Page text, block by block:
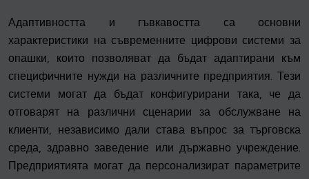
Адаптивността и гъвкавостта са основни
характеристики на съвременните цифрови системи за
опашки, които позволяват да бъдат адаптирани към
специфичните нужди на различните предприятия. Тези
системи могат да бъдат конфигурирани така, че да
отговарят на различни сценарии за обслужване на
клиенти, независимо дали става въпрос за търговска
среда, здравно заведение или държавно учреждение.
Предприятията могат да персонализират параметрите